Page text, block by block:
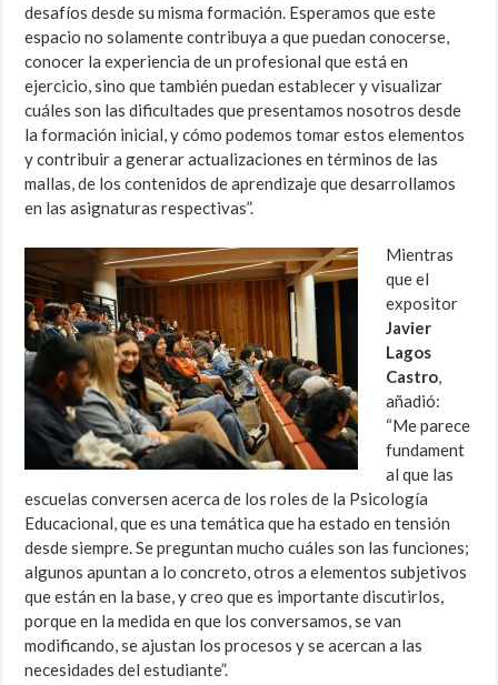
desafíos desde su misma formación. Esperamos que este
espacio no solamente contribuya a que puedan conocerse,
conocer la experiencia de un profesional que está en
ejercicio, sino que también puedan establecer y visualizar
cuáles son las dificultades que presentamos nosotros desde
la formación inicial, y cómo podemos tomar estos elementos
y contribuir a generar actualizaciones en términos de las
mallas, de los contenidos de aprendizaje que desarrollamos
en las asignaturas respectivas”.
Mientras
que el
expositor
Javier
Lagos
Castro,
añadió:
“Me parece
fundament
al que las
escuelas conversen acerca de los roles de la Psicología
Educacional, que es una temática que ha estado en tensión
desde siempre. Se preguntan mucho cuáles son las funciones;
algunos apuntan a lo concreto, otros a elementos subjetivos
que están en la base, y creo que es importante discutirlos,
porque en la medida en que los conversamos, se van
modificando, se ajustan los procesos y se acercan a las
necesidades del estudiante”.